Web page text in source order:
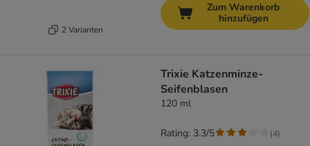
2 Varianten
Zum Warenkorb
hinzufügen
Trixie Katzenminze-
Seifenblasen
120 ml
Rating: 3.3/5 (4)